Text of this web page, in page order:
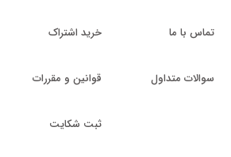
تماس با ما
سوالات متداول
خرید اشتراک
قوانین و مقررات
ثبت شکایت